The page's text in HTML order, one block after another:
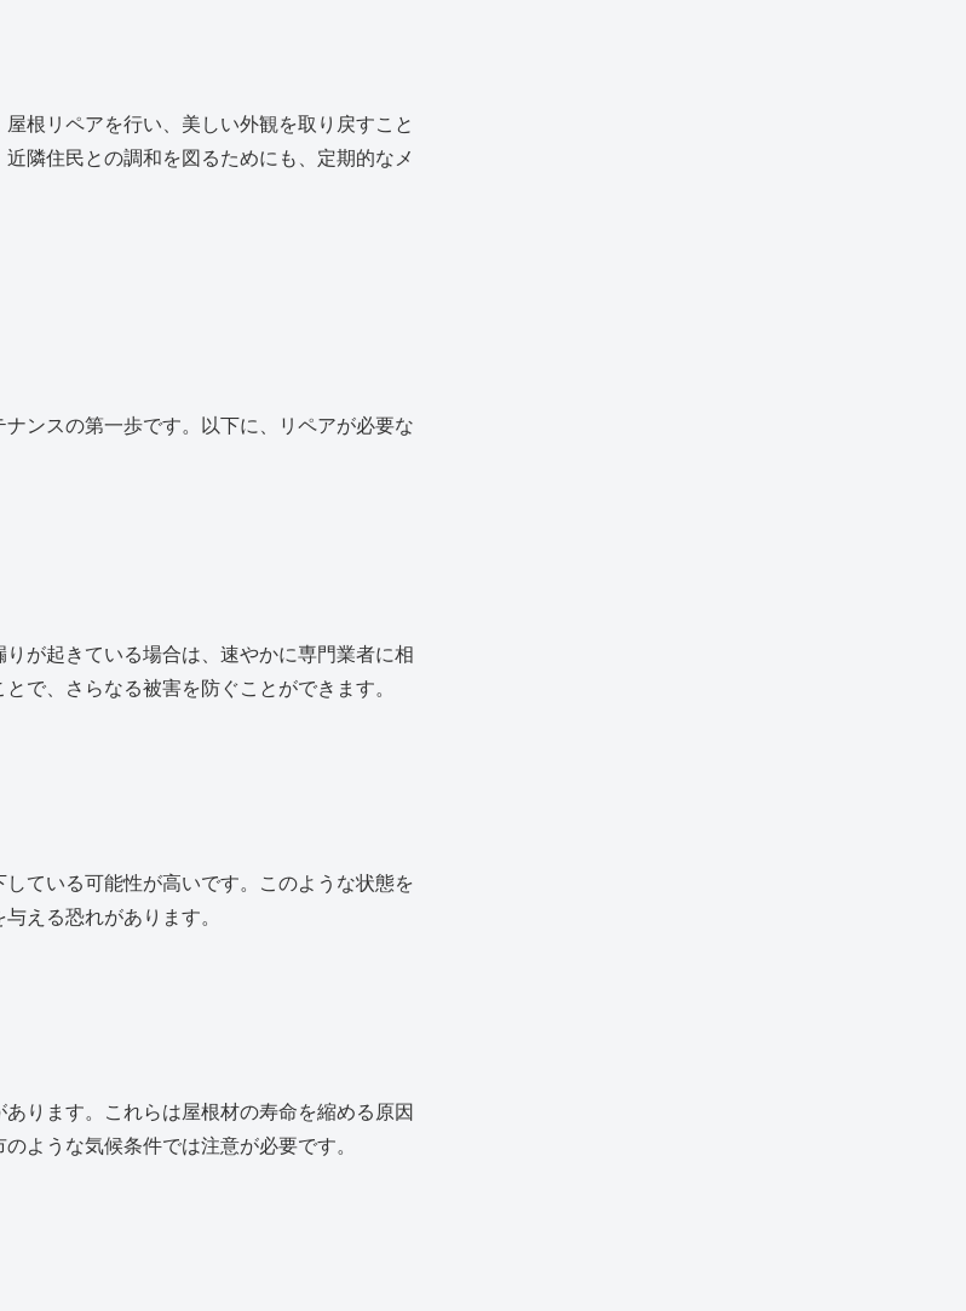
根リペアを行い、美しい外観を取り戻すこと
隣住民との調和を図るためにも、定期的なメ
ンスの第一歩です。以下に、リペアが必要な
が起きている場合は、速やかに専門業者に相
で、さらなる被害を防ぐことができます。
ている可能性が高いです。このような状態を
える恐れがあります。
ります。これらは屋根材の寿命を縮める原因
ような気候条件では注意が必要です。